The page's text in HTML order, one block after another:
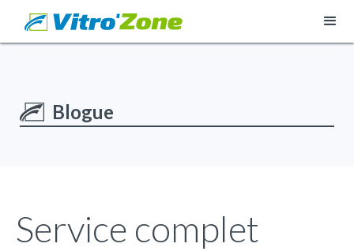
Blogue
Service complet